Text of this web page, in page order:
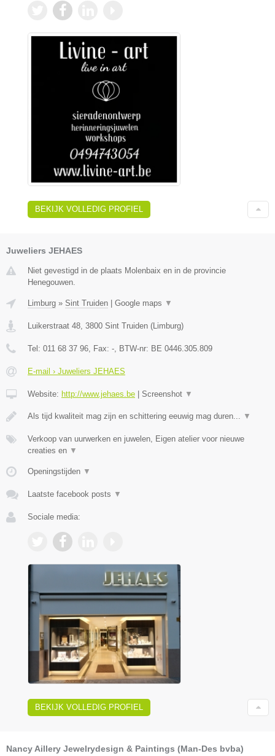
BEKIJK VOLLEDIG PROFIEL
Juweliers JEHAES
Niet gevestigd in de plaats Molenbaix en in de provincie
Henegouwen.
Limburg » Sint Truiden | Google maps ▼
Luikerstraat 48 3800 Sint Truiden (Limburg)
Tel: 011 68 37 96 , Fax: - , BTW-nr: BE 0446.305.809
E-mail › Juweliers JEHAES
Website: http://www.jehaes.be | Screenshot ▼
Als tijd kwaliteit mag zijn en schittering eeuwig mag duren... ▼
Verkoop van uurwerken en juwelen, Eigen atelier voor nieuwe
creaties en ▼
Openingstijden ▼
Laatste facebook posts ▼
Sociale media:
BEKIJK VOLLEDIG PROFIEL
Nancy Aillery Jewelrydesign & Paintings (Man-Des bvba)